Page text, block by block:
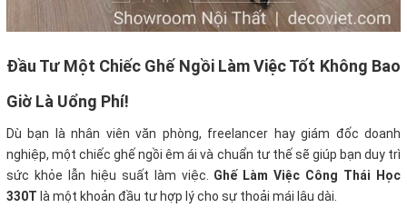
Đầu Tư Một Chiếc Ghế Ngồi Làm Việc Tốt Không Bao
Giờ Là Uổng Phí!
Dù bạn là nhân viên văn phòng, freelancer hay giám đốc doanh
nghiệp, một chiếc ghế ngồi êm ái và chuẩn tư thế sẽ giúp bạn duy trì
sức khỏe lẫn hiệu suất làm việc. Ghế Làm Việc Công Thái Học
330T là một khoản đầu tư hợp lý cho sự thoải mái lâu dài.